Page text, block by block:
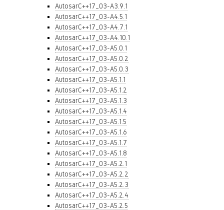
AutosarC++17_03-A3.9.1
AutosarC++17_03-A4.5.1
AutosarC++17_03-A4.7.1
AutosarC++17_03-A4.10.1
AutosarC++17_03-A5.0.1
AutosarC++17_03-A5.0.2
AutosarC++17_03-A5.0.3
AutosarC++17_03-A5.1.1
AutosarC++17_03-A5.1.2
AutosarC++17_03-A5.1.3
AutosarC++17_03-A5.1.4
AutosarC++17_03-A5.1.5
AutosarC++17_03-A5.1.6
AutosarC++17_03-A5.1.7
AutosarC++17_03-A5.1.8
AutosarC++17_03-A5.2.1
AutosarC++17_03-A5.2.2
AutosarC++17_03-A5.2.3
AutosarC++17_03-A5.2.4
AutosarC++17_03-A5.2.5